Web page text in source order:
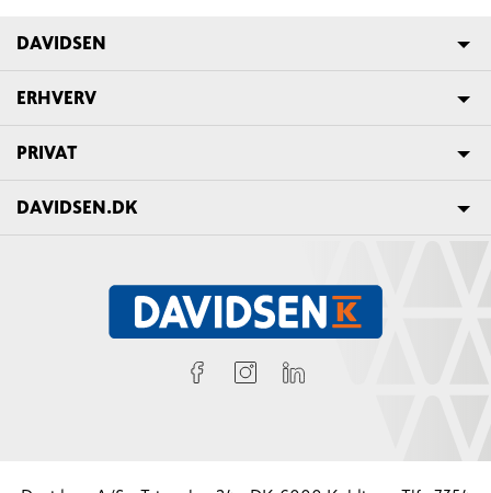
DAVIDSEN
ERHVERV
PRIVAT
DAVIDSEN.DK